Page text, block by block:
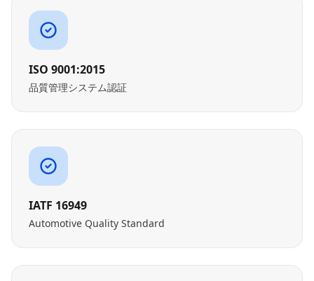
ISO 9001:2015
品質管理システム認証
IATF 16949
Automotive Quality Standard